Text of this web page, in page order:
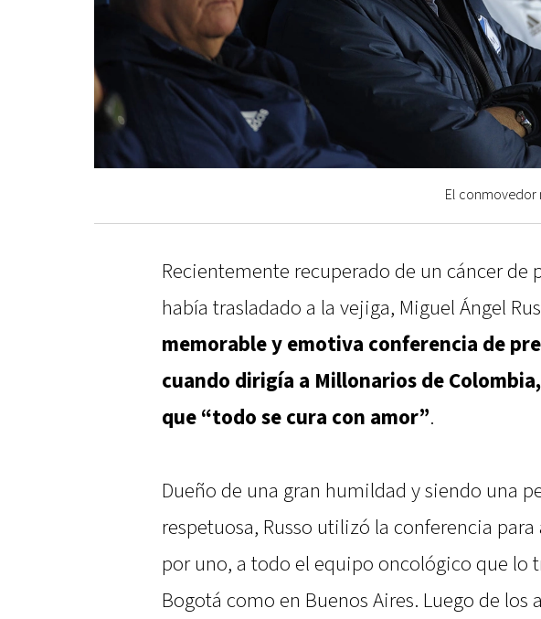
El conmovedor
Recientemente recuperado de un cáncer de
había trasladado a la vejiga, Miguel Ángel
memorable y emotiva conferencia de
cuando dirigía a Millonarios de
que “todo se cura con amor”.
Dueño de una gran humildad y siendo una
respetuosa, Russo utilizó la conferencia
por uno, a todo el equipo oncológico que lo
Bogotá como en Buenos Aires. Luego de los